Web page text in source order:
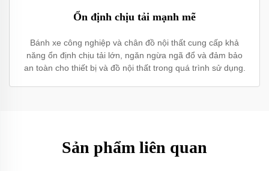
Ổn định chịu tải mạnh mẽ
Bánh xe công nghiệp và chân đồ nội thất cung cấp khả
năng ổn định chịu tải lớn, ngăn ngừa ngã đổ và đảm bảo
an toàn cho thiết bị và đồ nội thất trong quá trình sử dụng.
Sản phẩm liên quan